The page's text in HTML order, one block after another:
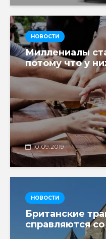
НОВОСТИ
Миллениалы
потому что у
10.09.2019
НОВОСТИ
Британские
справляются